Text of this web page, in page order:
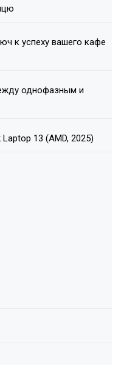
к успеху вашего кафе
однофазным и
13 (AMD, 2025)